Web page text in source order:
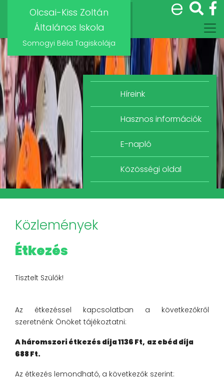
Olcsai-Kiss Zoltán
Általános Iskola
Somogyi Béla Tagiskolája
e
Híreink
Hasznos információk
E-napló
Közösségi oldal
Közlemények
Étkezés
Tisztelt Szülők!
Az étkezéssel kapcsolatban a következőkről
szeretnénk Önöket tájékoztatni:
A háromszori étkezés díja 1136 Ft, az ebéd díja
688 Ft.
Az étkezés lemondható, a következők szerint: